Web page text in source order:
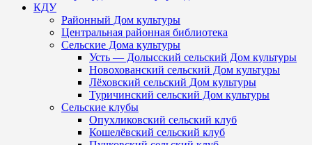
КДУ
Районный Дом культуры
Центральная районная библиотека
Сельские Дома культуры
Усть — Долысский сельский Дом культуры
Новохованский сельский Дом культуры
Лёховский сельский Дом культуры
Туричинский сельский Дом культуры
Сельские клубы
Опухликовский сельский клуб
Кошелёвский сельский клуб